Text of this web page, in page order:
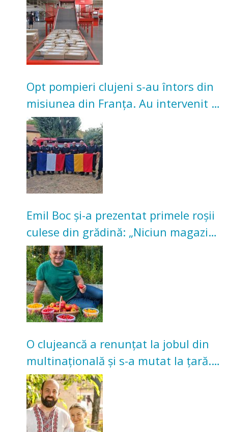
Opt pompieri clujeni s-au întors din
misiunea din Franța. Au intervenit la
incendii de vegetație și pădure
Emil Boc și-a prezentat primele roșii
culese din grădină: „Niciun magazin
nu poate oferi această satisfacție”
O clujeancă a renunțat la jobul din
multinațională și s-a mutat la țară.
Acum cultivă legume în grădina
bunicilor